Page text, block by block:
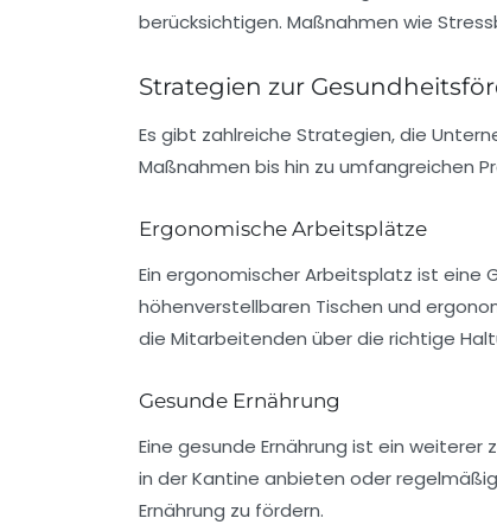
berücksichtigen. Maßnahmen wie
Strategien zur
Es gibt zahlreiche Strategien, die
Maßnahmen bis hin zu umfangreichen
Ergonomische Arbeitsplätze
Ein ergonomischer Arbeitsplatz ist eine
höhenverstellbaren Tischen und
die Mitarbeitenden über die richtige
Gesunde Ernährung
Eine gesunde Ernährung ist ein
in derKantine anbieten oder
Ernährung zu fördern.